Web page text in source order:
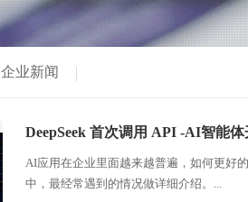
企业新闻
DeepSeek 首次调用 API -AI智能体
AI应用在企业里面越来越普遍，如何更好
中，最经常遇到的情况做详细介绍。...